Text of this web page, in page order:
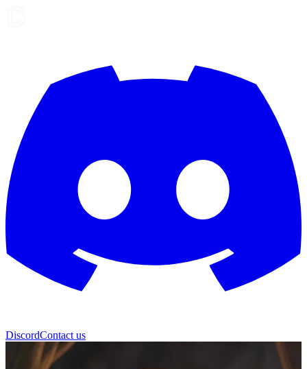
DiscordContact us